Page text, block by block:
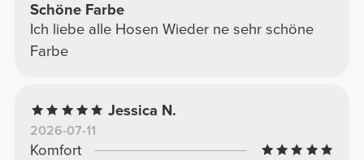
Schöne Farbe
Ich liebe alle Hosen Wieder ne sehr schöne
Farbe
Jessica N.
2026-07-11
Komfort